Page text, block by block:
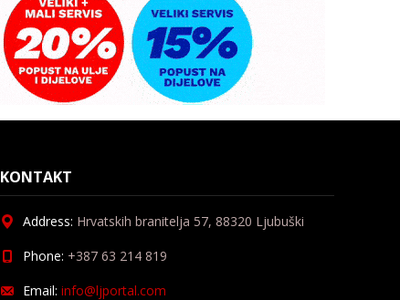
KONTAKT
Address: Hrvatskih branitelja 57, 88320 Ljubuški
Phone: +387 63 214 819
Email: info@ljportal.com